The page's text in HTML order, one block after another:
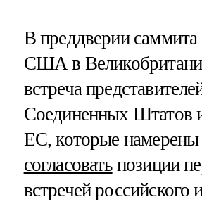
В преддверии саммита
США в
встреча
Соединенных Штатов
ЕС, которые намерены
согласоватьпозиции
встречей российского